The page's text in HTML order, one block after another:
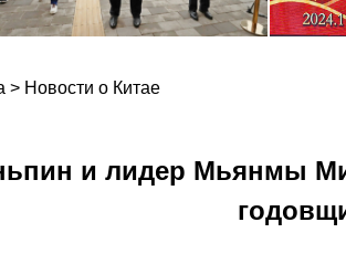
> Новости о Китае
и лидер Мьянмы